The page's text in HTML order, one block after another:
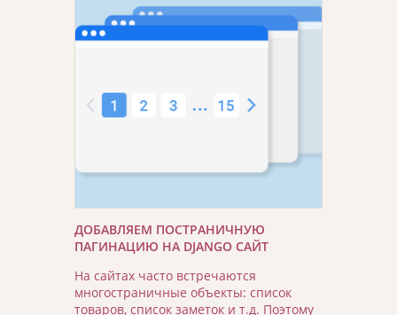
ДОБАВЛЯЕМ ПОСТРАНИЧНУЮ
ПАГИНАЦИЮ НА DJANGO САЙТ
На сайтах часто встречаются
многостраничные объекты: список
товаров, список заметок и т.д. Поэтому